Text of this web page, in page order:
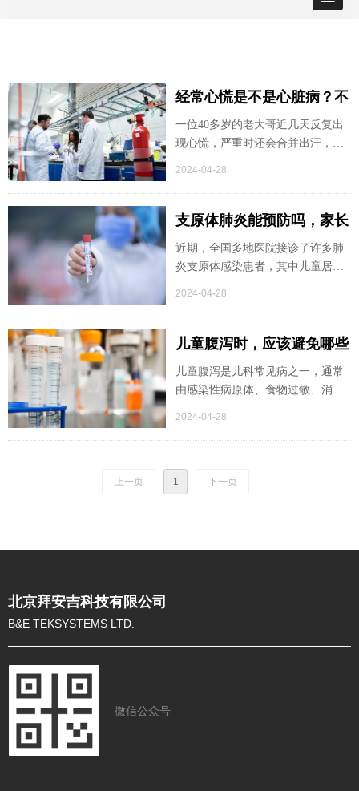
经常心慌是不是心脏病？不
要害怕！这个患者的例子值
一位40多岁的老大哥近几天反复出
现心慌，严重时还会合并出汗，害
心血管到底有没有堵塞。可医生却
甲状腺功能显示甲亢外，各项心脏
指标均没有异常。于是，医生建议
他先去内分泌科治疗甲亢。
2024-04-28
支原体肺炎能预防吗，家长
应该如何应对？
近期，全国多地医院接诊了许多肺
炎支原体感染患者，其中儿童居
2024-04-28
儿童腹泻时，应该避免哪些
食物？
儿童腹泻是儿科常见病之一，通常
由感染性病原体、食物过敏、消化
引起过敏反应，因此在腹泻期间应
2024-04-28
上一页 1 下一页
北京拜安吉科技有限公司
B&E TEKSYSTEMS LTD.
微信公众号